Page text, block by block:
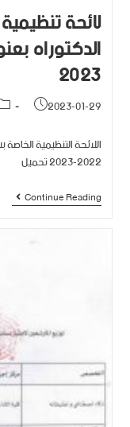
لائحة
2023
2023-01-29
اللائحة التنظيمية
2022-2023 تحميل
Continue Reading